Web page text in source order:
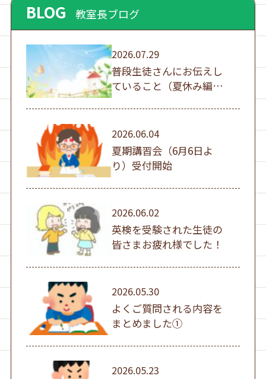
BLOG 教室長ブログ
2026.07.29
普段生徒さんにお伝えし
ていること（夏休み編
①）
2026.06.04
夏期講習会（6月6日よ
り）受付開始
2026.06.02
英検を受験された生徒の
皆さまお疲れ様でした！
2026.05.30
よくご質問される内容を
まとめました①
2026.05.23